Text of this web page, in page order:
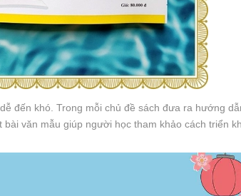
đến khó. Trong mỗi chủ đề sách đưa ra hướng
văn mẫu giúp người học tham khảo cách triển